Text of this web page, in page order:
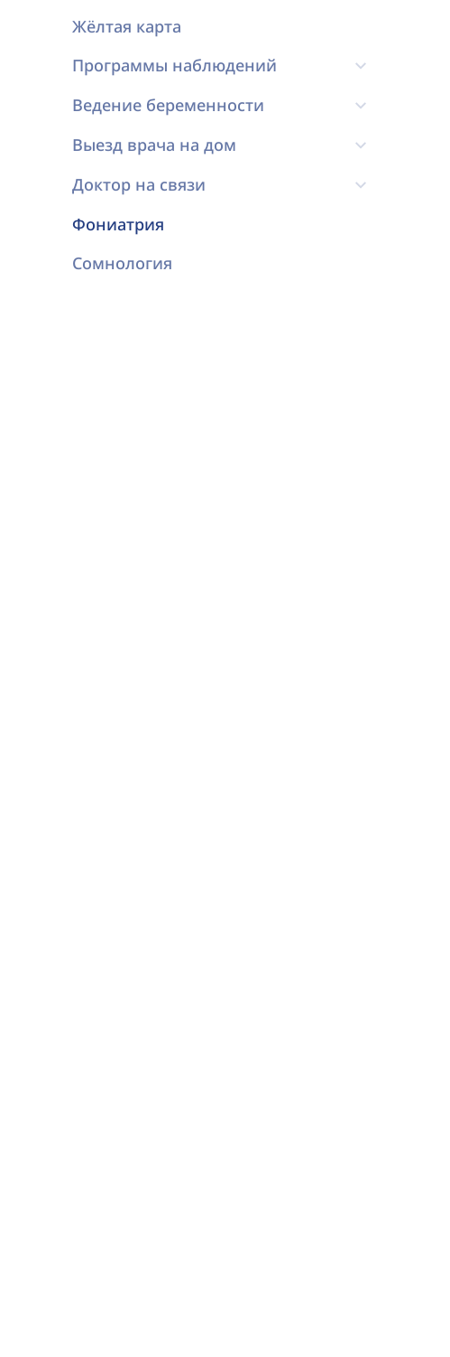
Жёлтая карта
Программы наблюдений
Ведение беременности
Выезд врача на дом
Доктор на связи
Фониатрия
Сомнология